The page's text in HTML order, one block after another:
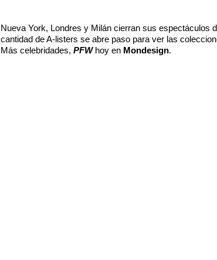
Nueva York, Londres y Milán cierran sus espectáculos
cantidad de A-listers se abre paso para ver las
Más celebridades, PFWhoy en Mondesign.